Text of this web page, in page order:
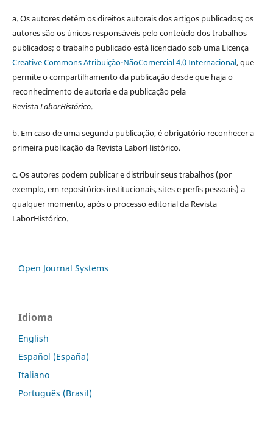
a.Os autores detêm os direitos autorais dos artigos publicados; os
autores são os únicos responsáveis pelo conteúdo dos trabalhos
publicados; o trabalho publicado está licenciado sob uma Licença
Creative Commons Atribuição-NãoComercial 4.0 Internacional, que
permite o compartilhamento da publicação desde que haja o
reconhecimento de autoria e da publicação pela
RevistaLaborHistórico.
b. Em caso de uma segunda publicação, é obrigatório reconhecer a
primeira publicação da Revista LaborHistórico.
c. Os autores podem publicar e distribuir seus trabalhos (por
exemplo, em repositórios institucionais, sites e perfis pessoais) a
qualquer momento, após o processo editorial da Revista
LaborHistórico.
Open Journal Systems
Idioma
English
Español (España)
Italiano
Português (Brasil)